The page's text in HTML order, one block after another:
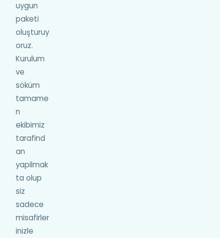
uygun
paketi
oluşturuy
oruz.
Kurulum
ve
söküm
tamame
n
ekibimiz
tarafind
an
yapilmak
ta olup
siz
sadece
misafirler
inizle